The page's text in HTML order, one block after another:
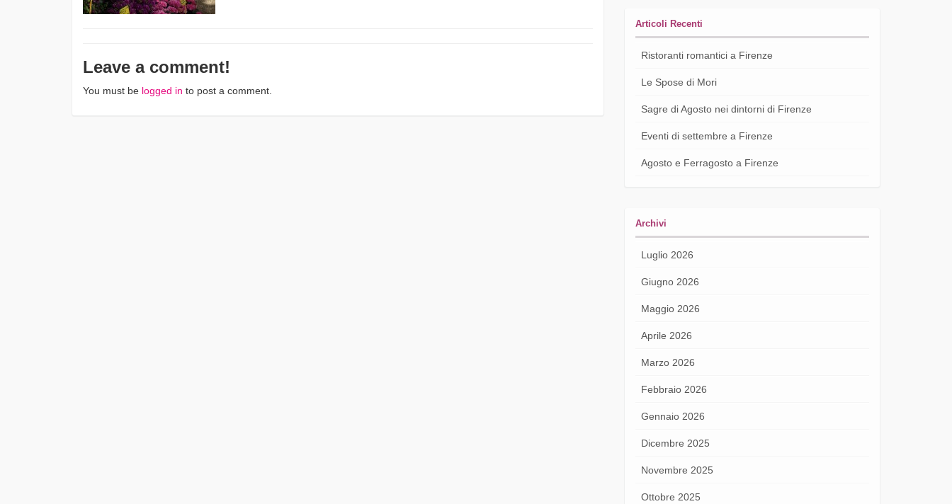
Leave a comment!
You must be logged in to post a comment.
Articoli Recenti
Ristoranti romantici a Firenze
Le Spose di Mori
Sagre di Agosto nei dintorni di Firenze
Eventi di settembre a Firenze
Agosto e Ferragosto a Firenze
Archivi
Luglio 2026
Giugno 2026
Maggio 2026
Aprile 2026
Marzo 2026
Febbraio 2026
Gennaio 2026
Dicembre 2025
Novembre 2025
Ottobre 2025